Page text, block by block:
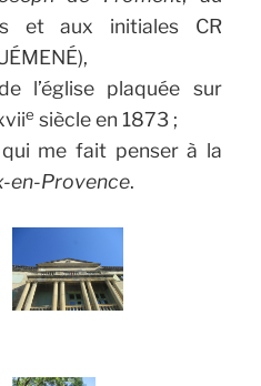
et aux initiales CR
l’église plaquée sur
e siècle en 1873 ;
me fait penser à la
en-Provence.